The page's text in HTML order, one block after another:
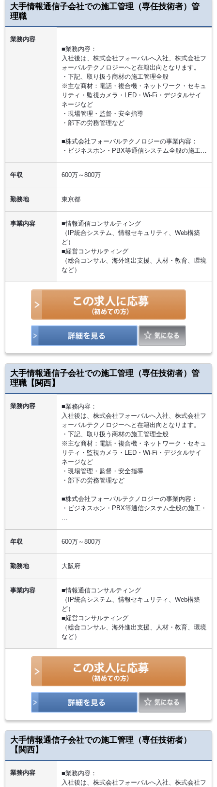
大手情報通信子会社での施工管理（専任技術者）管
理職
業務内容
■業務内容：
入社後は、株式会社フォーバルへ入社、株式会社フ
ォーバルテクノロジーへと在籍出向となります。
・下記、取り扱う商材の施工管理全般
※主な商材：電話・複合機・ネットワーク・セキュ
リティ・監視カメラ・LED・Wi-Fi・デジタルサイ
ネージなど
・現場管理・監督・安全指導
・部下の労務管理など
■株式会社フォーバルテクノロジーの事業内容：
・ビジネスホン・PBX等通信システム全般の施工…
年収 600万～800万
勤務地 東京都
事業内容
■情報通信コンサルティング
（IP統合システム、情報セキュリティ、Web構築
ど）
■経営コンサルティング
（総合コンサル、海外進出支援、人材・教育、環境
など）
大手情報通信子会社での施工管理（専任技術者）管
理職【関西】
業務内容
■業務内容：
入社後は、株式会社フォーバルへ入社、株式会社フ
ォーバルテクノロジーへと在籍出向となります。
・下記、取り扱う商材の施工管理全般
※主な商材：電話・複合機・ネットワーク・セキュ
リティ・監視カメラ・LED・Wi-Fi・デジタルサイ
ネージなど
・現場管理・監督・安全指導
・部下の労務管理など
■株式会社フォーバルテクノロジーの事業内容：
・ビジネスホン・PBX等通信システム全般の施工・
…
年収 600万～800万
勤務地 大阪府
事業内容
■情報通信コンサルティング
（IP統合システム、情報セキュリティ、Web構築
ど）
■経営コンサルティング
（総合コンサル、海外進出支援、人材・教育、環境
など）
大手情報通信子会社での施工管理（専任技術者）
【関西】
業務内容
■業務内容：
入社後は、株式会社フォーバルへ入社、株式会社フ